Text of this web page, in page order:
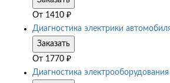
От 1410 ₽
Диагностика электрики
Заказать
От 1770 ₽
Диагностика